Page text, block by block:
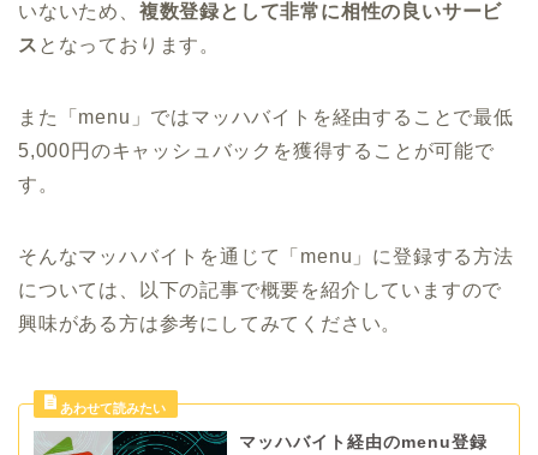
いないため、 複数登録として非常に相性の良いサービ
ス となっております。
また「menu」ではマッハバイトを経由することで最低
5,000円のキャッシュバックを獲得することが可能で
す。
そんなマッハバイトを通じて「menu」に登録する方法
については、以下の記事で概要を紹介していますので
興味がある方は参考にしてみてください。
マッハバイト経由のmenu登録